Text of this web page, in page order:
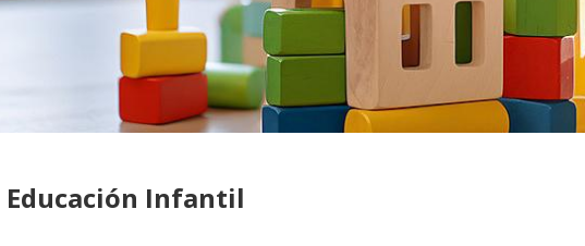
Educación Infantil